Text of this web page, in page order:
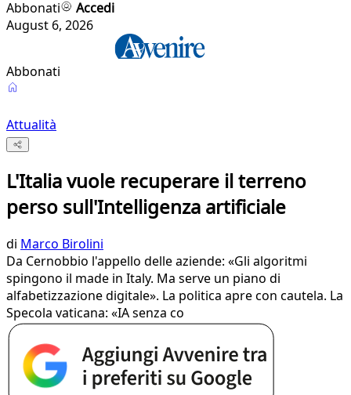
Abbonati
Accedi
August 6, 2026
Abbonati
Attualità
L'Italia vuole recuperare il terreno
perso sull'Intelligenza artificiale
di Marco Birolini
Da Cernobbio l'appello delle aziende: «Gli algoritmi
spingono il made in Italy. Ma serve un piano di
alfabetizzazione digitale». La politica apre con cautela. La
Specola vaticana: «IA senza co